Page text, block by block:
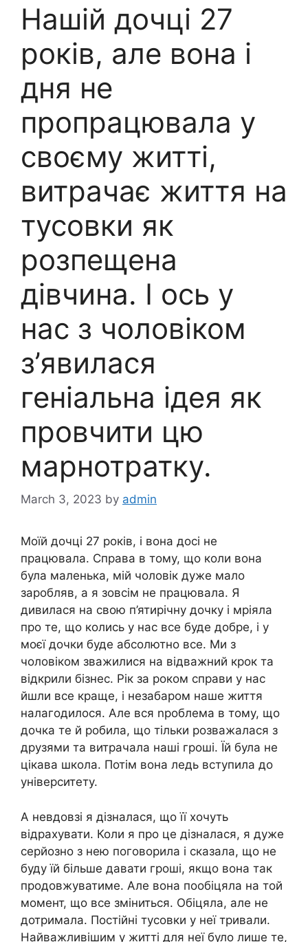
Нашій дочці 27
років, але вона і
дня не
пропрацювала у
своєму житті,
витрачає життя на
тусовки як
розпещена
дівчина. І ось у
нас з чоловіком
з’явилася
геніальна ідея як
провчити цю
марнотратку.
March 3, 2023 by admin
Моїй дочці 27 років, і вона досі не
працювала. Справа в тому, що коли вона
була маленька, мій чоловік дуже мало
заробляв, а я зовсім не працювала. Я
дивилася на свою п’ятирічну дочку і мріяла
про те, що колись у нас все буде добре, і у
моєї дочки буде абсолютно все. Ми з
чоловіком зважилися на відважний крок та
відкрили бізнес. Рік за роком справи у нас
йшли все краще, і незабаром наше життя
налагодилося. Але вся nроблема в тому, що
дочка те й робила, що тільки розважалася з
друзями та витрачала наші гроші. Їй була не
цікава школа. Потім вона ледь вступила до
університету.
А невдовзі я дізналася, що її хочуть
відрахувати. Коли я про це дізналася, я дуже
серйозно з нею поговорила і сказала, що не
буду їй більше давати гроші, якщо вона так
продовжуватиме. Але вона пообіцяла на той
момент, що все зміниться. Обіцяла, але не
дотримала. Постійні тусовки у неї тривали.
Найважливішим у житті для неї було лише те,